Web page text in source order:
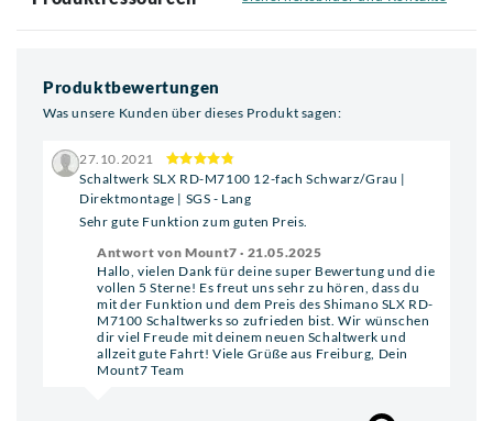
Produktbewertungen
Was unsere Kunden über dieses Produkt sagen:
27.10.2021
Schaltwerk SLX RD-M7100 12-fach Schwarz/Grau |
Direktmontage | SGS - Lang
Sehr gute Funktion zum guten Preis.
Antwort von Mount7 · 21.05.2025
Hallo, vielen Dank für deine super Bewertung und die
vollen 5 Sterne! Es freut uns sehr zu hören, dass du
mit der Funktion und dem Preis des Shimano SLX RD-
M7100 Schaltwerks so zufrieden bist. Wir wünschen
dir viel Freude mit deinem neuen Schaltwerk und
allzeit gute Fahrt! Viele Grüße aus Freiburg, Dein
Mount7 Team